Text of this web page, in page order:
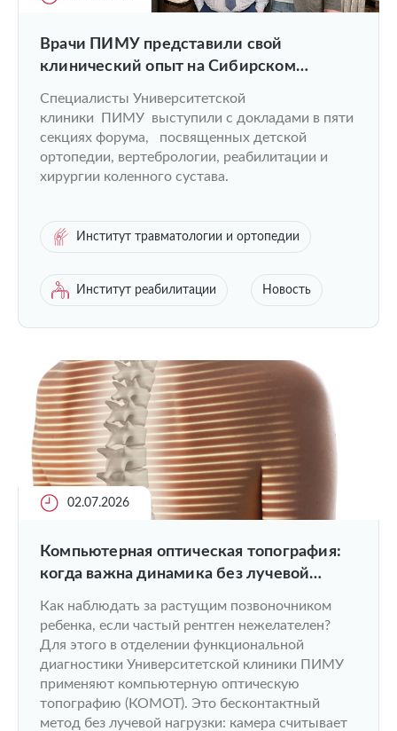
Врачи ПИМУ представили свой
клинический опыт на Сибирском
Специалисты Университетской
клиники ПИМУ выступили с докладами в пяти
секциях форума, посвященных детской
ортопедии, вертебрологии, реабилитации и
хирургии коленного сустава.
Институт травматологии и ортопедии
Институт реабилитации Новость
02.07.2026
Компьютерная оптическая топография:
когда важна динамика без лучевой
нагрузки
Как наблюдать за растущим позвоночником
ребенка, если частый рентген нежелателен?
Для этого в отделении функциональной
диагностики Университетской клиники ПИМУ
применяют компьютерную оптическую
топографию (КОМОТ). Это бесконтактный
метод без лучевой нагрузки: камера считывает